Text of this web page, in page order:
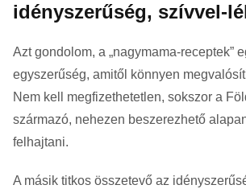
idényszerűség, szívvel-
Azt gondolom, a „nagymama-receptek”
egyszerűség, amitől könnyen
Nem kell megfizethetetlen, sokszor a
származó, nehezen beszerezhető
felhajtani.
A másik titkos összetevő az